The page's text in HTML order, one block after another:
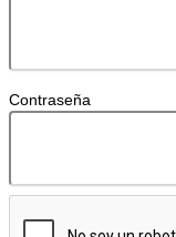
Contraseña